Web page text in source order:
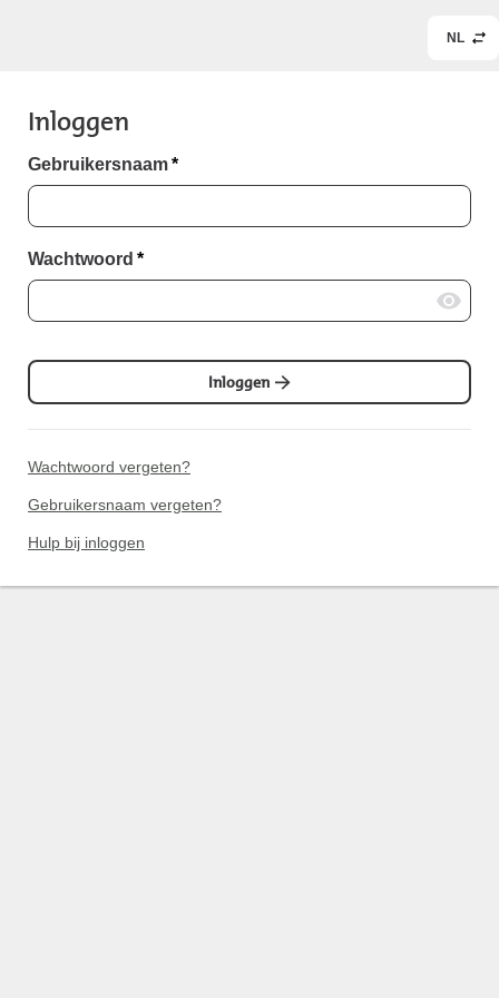
NL
Inloggen
Gebruikersnaam*
Wachtwoord *
Inloggen
Wachtwoord vergeten?
Gebruikersnaam vergeten?
Hulp bij inloggen